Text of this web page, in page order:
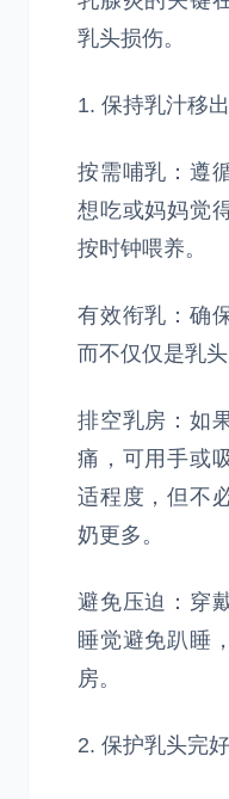
乳头损伤。
1. 保持乳汁移出
按需哺乳：遵
想吃或妈妈觉
按时钟喂养。
有效衔乳：确
而不仅仅是乳
排空乳房：如
痛，可用手或
适程度，但不
奶更多。
避免压迫：穿
睡觉避免趴睡
房。
2. 保护乳头完好